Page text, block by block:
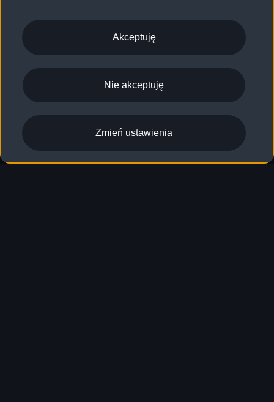
Akceptuję
Nie akceptuję
Zmień ustawienia